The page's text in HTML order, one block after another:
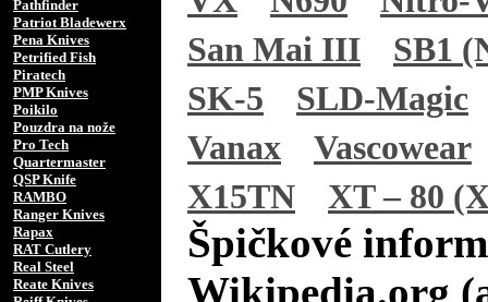
Pathfinder
Patriot Bladewerx
Pena Knives
Petrified Fish
Piratech
PMP Knives
Poikilo
Pouzdra na nože
Pro Tech
Quartermaster
QSP Knife
RAMBO
Ranger Knives
Rapax
RAT Cutlery
Real Steel
Reate Knives
San Mai III
SB1
SK-5
SLD-Magic
Vanax
Vascowear
X15TN
XT – 80
Špičkové
Wikipedia.org